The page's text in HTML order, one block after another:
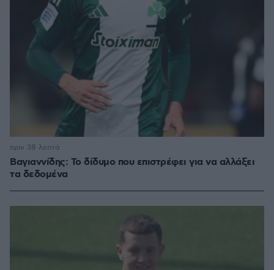
Βαγιαννίδης: Το δίδυμο που επιστρέφει για να αλλάξει
τα δεδομένα
πριν 38 λεπτά